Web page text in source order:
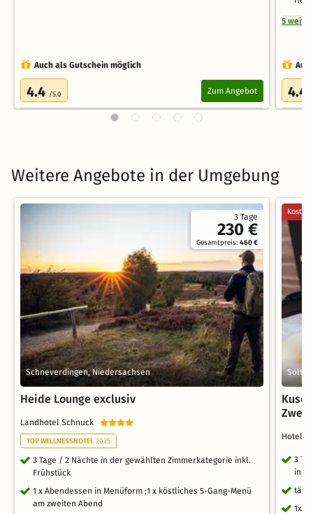
Auch als Gutschein möglich
4.4 /5.0 Zum Angebot
5
4.4
Weitere Angebote in der Umgebung
3 Tage
230 €
Gesamtpreis:460 €
Schneverdingen, Niedersachsen
Heide Lounge exclusiv
Landhotel Schnuck
TOP WELLNESSHOTEL 2025
3 Tage / 2 Nächte in der gewählten Zimmerkategorie inkl.
Frühstück
1 x Abendessen in Menüform ;1 x köstliches 5-Gang-Menü
am zweiten Abend
Zwei
Hotel
3
in
1x